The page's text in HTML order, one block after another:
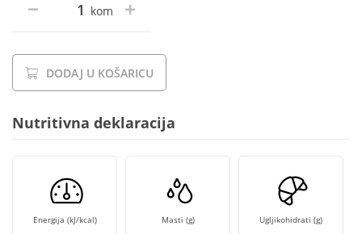
kom
DODAJ U KOŠARICU
Nutritivna deklaracija
Energija (kJ/kcal) Masti (g) Ugljikohidrati (g)